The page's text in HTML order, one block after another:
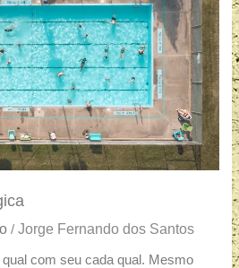
/Jorge Fernando dos Santos
com seu cada qual. Mesmo